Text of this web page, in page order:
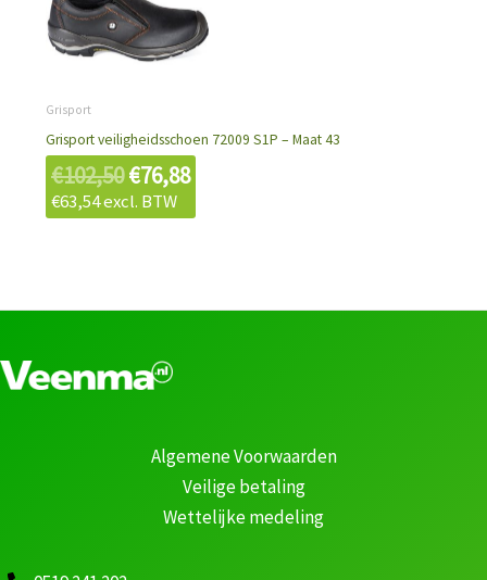
Grisport
Grisport veiligheidsschoen 72009 S1P – Maat 43
€102,50
was:
€102,50.
€76,88
is:
€76,88.
€63,54excl. BTW
Algemene Voorwaarden
Veilige betaling
Wettelijke medeling